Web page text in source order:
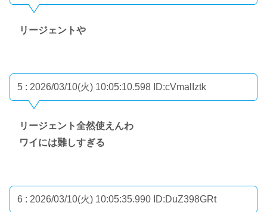
リージェントや
5 : 2026/03/10(火) 10:05:10.598 ID:cVmalIztk
リージェント全然使えんわ
ワイには難しすぎる
6 : 2026/03/10(火) 10:05:35.990 ID:DuZ398GRt